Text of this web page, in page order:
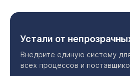
Устали от
Внедрите единую систему
всех процессов и